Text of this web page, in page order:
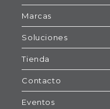
Marcas
Soluciones
Tienda
Contacto
Eventos